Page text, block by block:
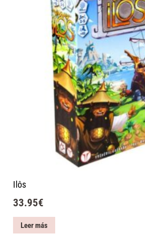
Ilôs
33.95€
Leer más